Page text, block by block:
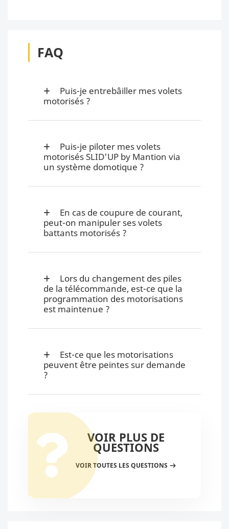
FAQ
Puis-je entrebâiller mes volets
motorisés ?
Puis-je piloter mes volets
motorisés SLID'UP by Mantion via
un système domotique ?
En cas de coupure de courant,
peut-on manipuler ses volets
battants motorisés ?
Lors du changement des piles
de la télécommande, est-ce que la
programmation des motorisations
est maintenue ?
Est-ce que les motorisations
peuvent être peintes sur demande
?
VOIR PLUS DE
QUESTIONS
VOIR TOUTES LES QUESTIONS